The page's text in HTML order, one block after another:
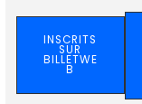
INSCRITS
SUR
BILLETWE
B